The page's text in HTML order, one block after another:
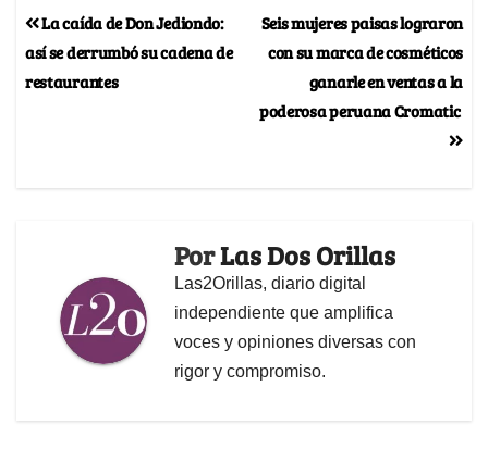
Seis mujeres paisas lograron
con su marca de cosméticos
ganarle en ventas a la
poderosa peruana Cromatic
La caída de Don Jediondo:
así se derrumbó su cadena de
restaurantes
PorLas Dos Orillas
Las2Orillas, diario digital
independiente que amplifica
voces y opiniones diversas con
rigor y compromiso.